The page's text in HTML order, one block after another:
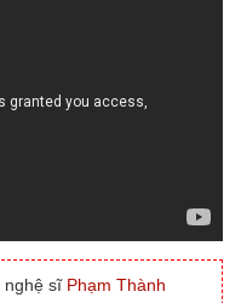
nghệ sĩ Phạm Thành